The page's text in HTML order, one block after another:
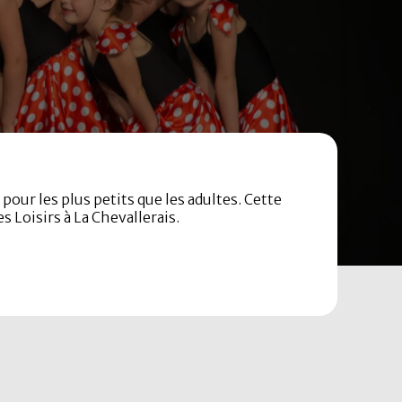
les plus petits que les adultes. Cette
Loisirs à La Chevallerais.